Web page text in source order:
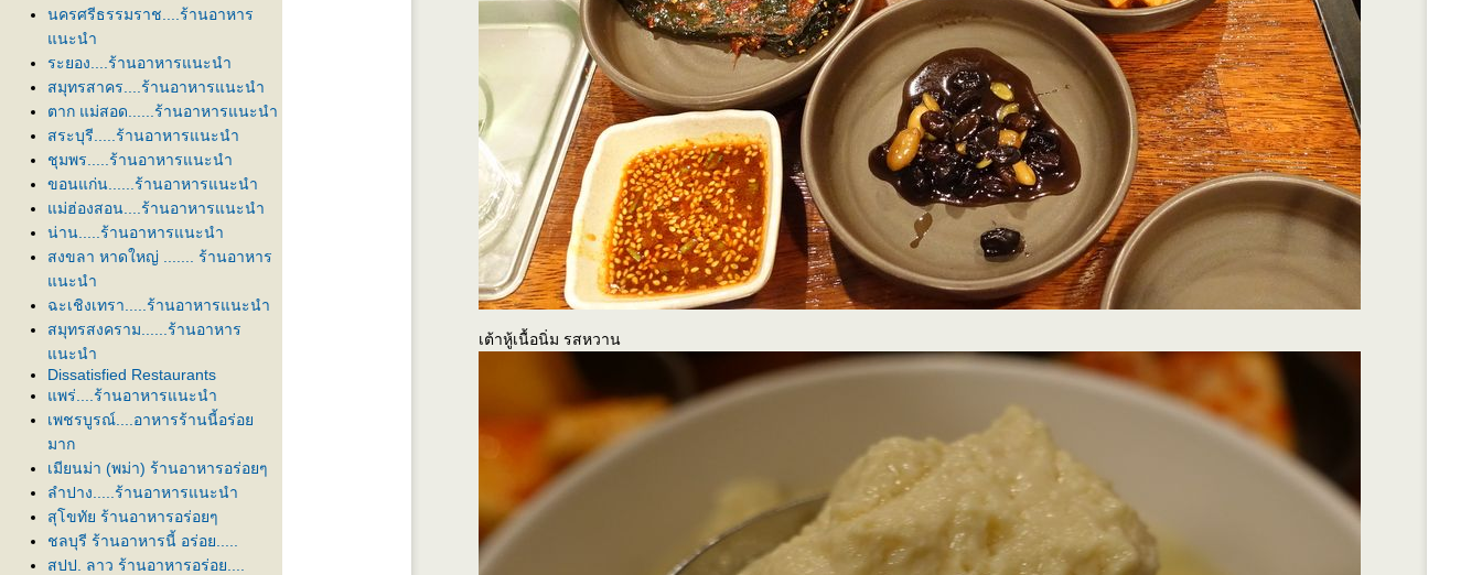
นครศรีธรรมราช....ร้านอาหาร
นะนำ
ระยอง....ร้านอาหารแนะนำ
สมุทรสาคร....ร้านอาหารแนะนำ
ตาก แม่สอด......ร้านอาหารแนะนำ
สระบุรี.....ร้านอาหารแนะนำ
ชุมพร.....ร้านอาหารแนะนำ
ขอนแก่น......ร้านอาหารแนะนำ
ม่ฮ่องสอน....ร้านอาหารแนะนำ
น่าน.....ร้านอาหารแนะนำ
สงขลา หาดใหญ่ ....... ร้านอาหาร
นะนำ
ฉะเชิงเทรา.....ร้านอาหารแนะนำ
สมุทรสงคราม......ร้านอาหาร
นะนำ
Dissatisfied Restaurants
พร่....ร้านอาหารแนะนำ
เพชรบูรณ์....อาหารร้านนี้อร่อ
มาก
เมียนม่า (พม่า) ร้านอาหารอร่อยๆ
ลำปาง.....ร้านอาหารแนะนำ
สุโขทัย ร้านอาหารอร่อยๆ
ชลบุรี ร้านอาหารนี้ อร่อย.....
สปป. ลาว ร้านอาหารอร่อย....
เต้าหู้เนื้อนิ่ม รสหวาน